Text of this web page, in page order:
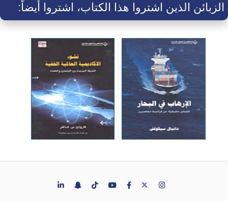
الزبائن الذين اشتروا هذا الكتاب، اشتروا أيضاً: